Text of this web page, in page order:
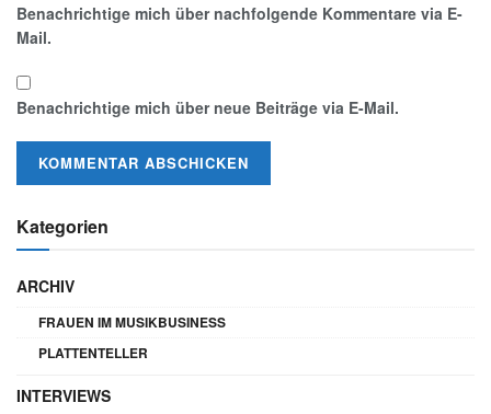
Benachrichtige mich über nachfolgende Kommentare via E-
Mail.
Benachrichtige mich über neue Beiträge via E-Mail.
Kategorien
ARCHIV
FRAUEN IM MUSIKBUSINESS
PLATTENTELLER
INTERVIEWS